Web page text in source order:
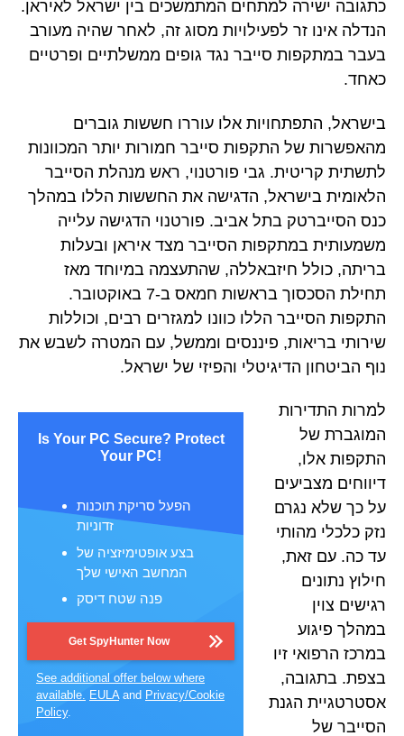
כתגובה ישירה למתחים המתמשכים בין ישראל לאיראן.
הנדלה אינו זר לפעילויות מסוג זה, לאחר שהיה מעורב
בעבר במתקפות סייבר נגד גופים ממשלתיים ופרטיים
כאחד.
בישראל, התפתחויות אלו עוררו חששות גוברים
מהאפשרות של התקפות סייבר חמורות יותר המכוונות
לתשתית קריטית. גבי פורטנוי, ראש מנהלת הסייבר
הלאומית בישראל, הדגישה את החששות הללו במהלך
כנס הסייברטק בתל אביב. פורטנוי הדגישה עלייה
משמעותית במתקפות הסייבר מצד איראן ובעלות
בריתה, כולל חיזבאללה, שהתעצמה במיוחד מאז
תחילת הסכסוך בראשות חמאס ב-7 באוקטובר.
התקפות הסייבר הללו כוונו למגזרים רבים, וכוללות
שירותי בריאות, פיננסים וממשל, עם המטרה לשבש את
נוף הביטחון הדיגיטלי והפיזי של ישראל.
Is Your PC Secure? Protect
Your PC!
הפעל סריקת תוכנות
זדוניות
בצע אופטימיזציה של
המחשב האישי שלך
פנה שטח דיסק
Get SpyHunter Now
See additional offer below where
available. EULAand Privacy/Cookie
Policy.
למרות התדירות
המוגברת של
התקפות אלו,
דיווחים מצביעים
על כך שלא נגרם
נזק כלכלי מהותי
עד כה. עם זאת,
חילוץ נתונים
רגישים צוין
במהלך פיגוע
במרכז הרפואי זיו
בצפת. בתגובה,
אסטרטגיית הגנת
הסייבר של